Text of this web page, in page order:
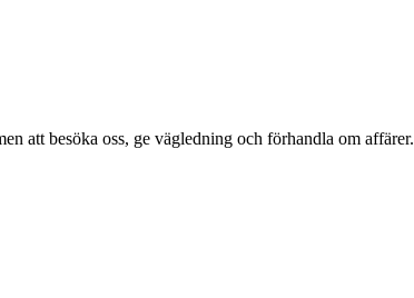
att besöka oss, ge vägledning och förhandla om affärer.